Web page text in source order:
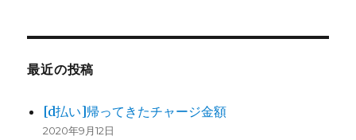
最近の投稿
[d払い]帰ってきたチャージ金額
2020年9月12日